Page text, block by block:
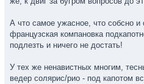
А что самое ужасное, что собсно и
французская компановка
подлезть и ничего не достать!
У тех же ненавистных многим,
ведер солярис/рио - под капотом